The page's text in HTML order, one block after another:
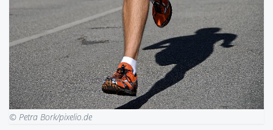
© Petra Bork/pixelio.de